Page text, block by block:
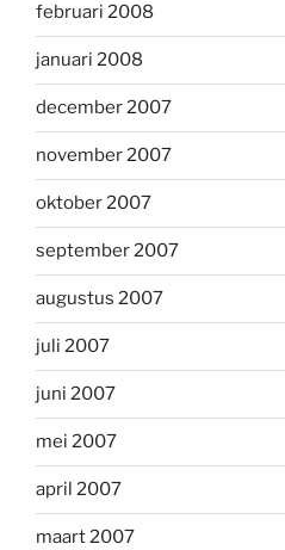
februari 2008
januari 2008
december 2007
november 2007
oktober 2007
september 2007
augustus 2007
juli 2007
juni 2007
mei 2007
april 2007
maart 2007